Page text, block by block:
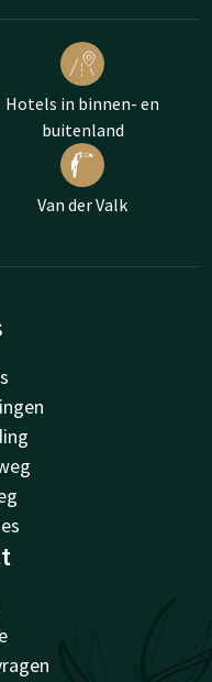
Hotels in binnen- en
buitenland
Van der Valk